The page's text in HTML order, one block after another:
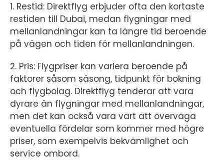
1. Restid: Direktflyg erbjuder ofta den kortaste
restiden till Dubai, medan flygningar med
mellanlandningar kan ta längre tid beroende
på vägen och tiden för mellanlandningen.
2. Pris: Flygpriser kan variera beroende på
faktorer såsom säsong, tidpunkt för bokning
och flygbolag. Direktflyg tenderar att vara
dyrare än flygningar med mellanlandningar,
men det kan också vara värt att överväga
eventuella fördelar som kommer med högre
priser, som exempelvis bekvämlighet och
service ombord.